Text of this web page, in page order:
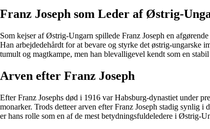
Franz Joseph som Leder af Østrig-
Som kejser af Østrig-Ungarn spillede Franz Joseph en
Han arbejdedehårdt for at bevare og styrke det østrig-ungarske
tumult og magtkampe, men han blevalligevel kendt som en
Arven efter Franz Joseph
Efter Franz Josephs død i 1916 var Habsburg-dynastiet under
monarker. Trods detteer arven efter Franz Joseph stadig synlig
er hans rolle som en af de mest betydningsfuldeledere i Østrig-